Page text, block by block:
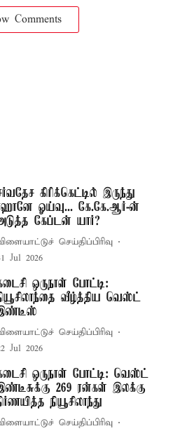
Comments
கிரிக்கெட்டில் இருந்து
ஓய்வு... கே.கே.ஆர்-ன்
கேப்டன் யார்?
செய்திப்பிரிவு
Jul 2026
ஒருநாள் போட்டி:
வீழ்த்திய வெஸ்ட்
செய்திப்பிரிவு
Jul 2026
ஒருநாள் போட்டி: வெஸ்ட்
269 ரன்கள் இலக்கு
நியூசிலாந்து
செய்திப்பிரிவு